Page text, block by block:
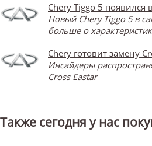
Chery Tiggo 5 появился
Новый Chery Tiggo 5 в
больше о
Chery готовит замену
Инсайдеры
Cross Eastar
Также сегодня у нас